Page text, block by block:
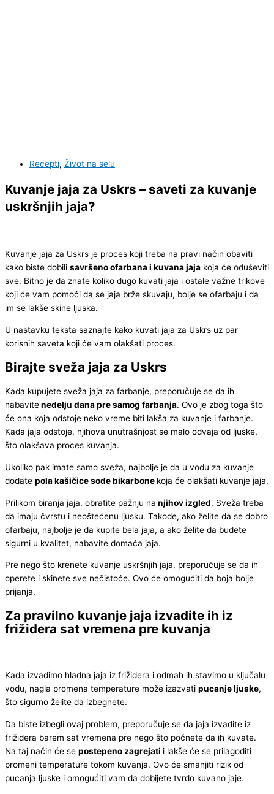
Recepti, Život na selu
Kuvanje jaja za Uskrs – saveti za kuvanje
uskršnjih jaja?
Kuvanje jaja za Uskrs je proces koji treba na pravi način obaviti
kako biste dobili savršeno ofarbana i kuvana jaja koja će oduševiti
sve. Bitno je da znate koliko dugo kuvati jaja i ostale važne trikove
koji će vam pomoći da se jaja brže skuvaju, bolje se ofarbaju i da
im se lakše skine ljuska.
U nastavku teksta saznajte kako kuvati jaja za Uskrs uz par
korisnih saveta koji će vam olakšati proces.
Birajte sveža jaja za Uskrs
Kada kupujete sveža jaja za farbanje, preporučuje se da ih
nabavitenedelju dana pre samog farbanja. Ovo je zbog toga što
će ona koja odstoje neko vreme biti lakša za kuvanje i farbanje.
Kada jaja odstoje, njihova unutrašnjost se malo odvaja od ljuske,
što olakšava proces kuvanja.
Ukoliko pak imate samo sveža, najbolje je da u vodu za kuvanje
dodate pola kašičice sode bikarbone koja će olakšati kuvanje jaja.
Prilikom biranja jaja, obratite pažnju na njihov izgled. Sveža treba
da imaju čvrstu i neoštećenu ljusku. Takođe, ako želite da se dobro
ofarbaju, najbolje je da kupite bela jaja, a ako želite da budete
sigurni u kvalitet, nabavite domaća jaja.
Pre nego što krenete kuvanje uskršnjih jaja, preporučuje se da ih
operete i skinete sve nečistoće. Ovo će omogućiti da boja bolje
prijanja.
Za pravilno kuvanje jaja izvadite ih iz
frižidera sat vremena pre kuvanja
Kada izvadimo hladna jaja iz frižidera i odmah ih stavimo u ključalu
vodu, nagla promena temperature može izazvati pucanje ljuske,
što sigurno želite da izbegnete.
Da biste izbegli ovaj problem, preporučuje se da jaja izvadite iz
frižidera barem sat vremena pre nego što počnete da ih kuvate.
Na taj način će se postepeno zagrejati i lakše će se prilagoditi
promeni temperature tokom kuvanja. Ovo će smanjiti rizik od
pucanja ljuske i omogućiti vam da dobijete tvrdo kuvano jaje.